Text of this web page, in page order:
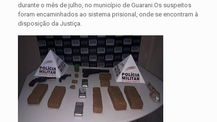
durante o mês de julho, no município de Guarani.Os suspeitos
foram encaminhados ao sistema prisional, onde se encontram à
disposição da Justiça.